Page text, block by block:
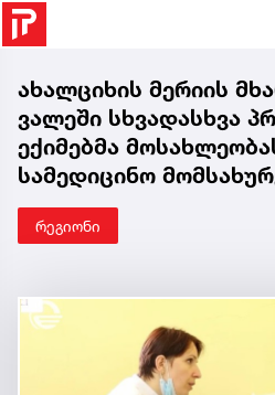
ახალციხის მერიის
ვალეში სხვადასხვა
ექიმებმა
სამედიცინო
რეგიონი